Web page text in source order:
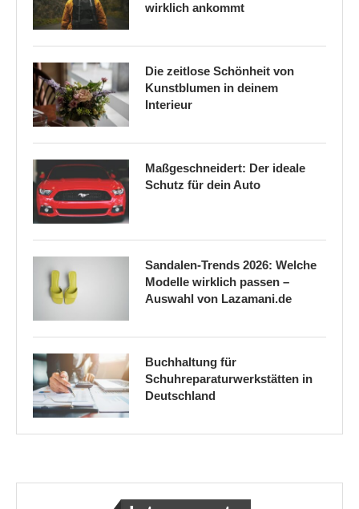
wirklich ankommt
Die zeitlose Schönheit von
Kunstblumen in deinem
Interieur
Maßgeschneidert: Der ideale
Schutz für dein Auto
Sandalen-Trends 2026: Welche
Modelle wirklich passen –
Auswahl von Lazamani.de
Buchhaltung für
Schuhreparaturwerkstätten in
Deutschland